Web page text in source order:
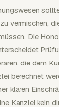
vermischen,
Die
die dem
berechnet
klaren
Kanzlei kein